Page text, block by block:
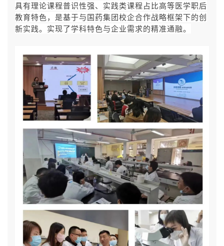
具有理论课程普识性强、实践类课程占比高等医学职后
教育特色，是基于与国药集团校企合作战略框架下的创
新实践。实现了学科特色与企业需求的精准通融。